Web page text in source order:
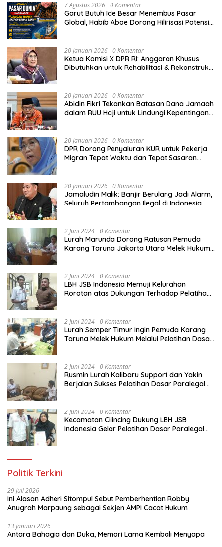
7 Agustus 2026 0 Komentar
Garut Butuh Ide Besar Menembus Pasar
Global, Habib Aboe Dorong Hilirisasi Potensi
20 Januari 2026 0 Komentar
Ketua Komisi X DPR RI: Anggaran Khusus
Dibutuhkan untuk Rehabilitasi & Rekonstruksi
20 Januari 2026 0 Komentar
Abidin Fikri Tekankan Batasan Dana Jamaah
dalam RUU Haji untuk Lindungi Kepentingan
20 Januari 2026 0 Komentar
DPR Dorong Penyaluran KUR untuk Pekerja
Migran Tepat Waktu dan Tepat Sasaran
20 Januari 2026 0 Komentar
Jamaludin Malik: Banjir Berulang Jadi Alarm,
Seluruh Pertambangan Ilegal di Indonesia
2 Juni 2024 0 Komentar
Lurah Marunda Dorong Ratusan Pemuda
Karang Taruna Jakarta Utara Melek Hukum
2 Juni 2024 0 Komentar
LBH JSB Indonesia Memuji Kelurahan
Rorotan atas Dukungan Terhadap Pelatihan
2 Juni 2024 0 Komentar
Lurah Semper Timur Ingin Pemuda Karang
Taruna Melek Hukum Melalui Pelatihan Dasar
2 Juni 2024 0 Komentar
Rusmin Lurah Kalibaru Support dan Yakin
Berjalan Sukses Pelatihan Dasar Paralegal
2 Juni 2024 0 Komentar
Kecamatan Cilincing Dukung LBH JSB
Indonesia Gelar Pelatihan Dasar Paralegal
Politik Terkini
29 Juli 2026
Ini Alasan Adheri Sitompul Sebut Pemberhentian Robby
Anugrah Marpaung sebagai Sekjen AMPI Cacat Hukum
13 Januari 2026
Antara Bahagia dan Duka, Memori Lama Kembali Menyapa